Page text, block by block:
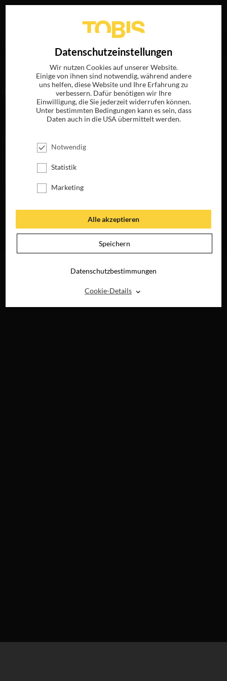
„Jean-Yves Roubin“
DER PFAU
RAY, DVD &
MEINEN HASS
BEKOMMT IHR
NICHT
SEHEN
Datenschutzeinstellungen
Wir nutzen Cookies auf unserer Website.
Einige von ihnen sind notwendig, während andere
uns helfen, diese Website und Ihre Erfahrung zu
verbessern. Dafür benötigen wir Ihre
Einwilligung, die Sie jederzeit widerrufen können.
Unter bestimmten Bedingungen kann es sein, dass
Daten auch in die USA übermittelt werden.
Notwendig
Statistik
Marketing
Alle akzeptieren
Speichern
Datenschutzbestimmungen
Cookie-Details ⌃